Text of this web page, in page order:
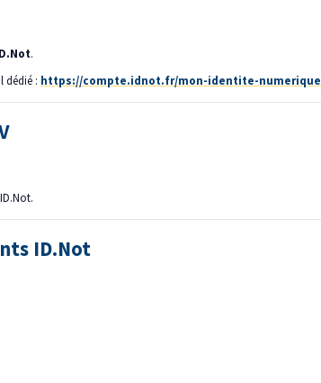
.
dédié : https://compte.idnot.fr/mon-identite-numerique
ID.Not